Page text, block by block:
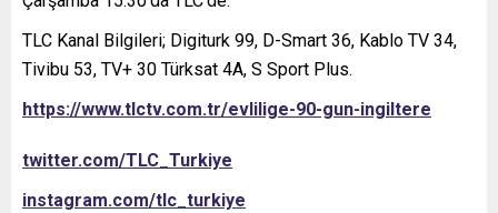
TLC Kanal Bilgileri; Digiturk 99, D-Smart 36, Kablo TV 34,
Tivibu 53, TV+ 30 Türksat 4A, S Sport Plus.
https://www.tlctv.com.tr/evlilige-90-gun-ingiltere
twitter.com/TLC_Turkiye
instagram.com/tlc_turkiye